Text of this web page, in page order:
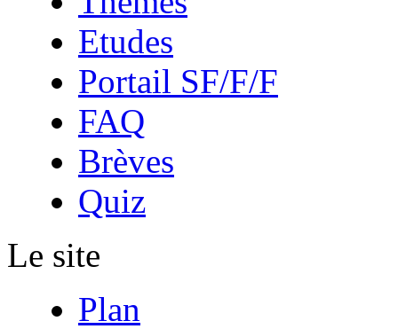
Etudes
Portail SF/F/F
FAQ
Brèves
Quiz
Le site
Plan